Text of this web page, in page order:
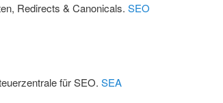
Redirects & Canonicals. SEO
für SEO. SEA